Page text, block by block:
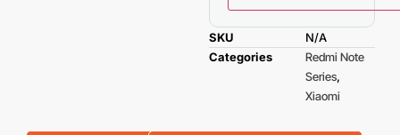
SKU
N/A
Categories
Redmi Note
Series,
Xiaomi